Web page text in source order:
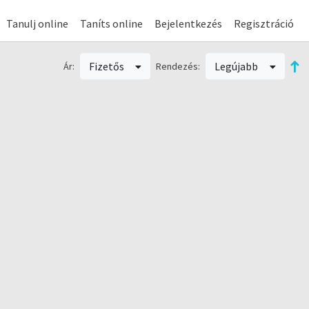
Tanulj online Taníts online Bejelentkezés Regisztráció
Ár: Fizetős Rendezés: Legújabb